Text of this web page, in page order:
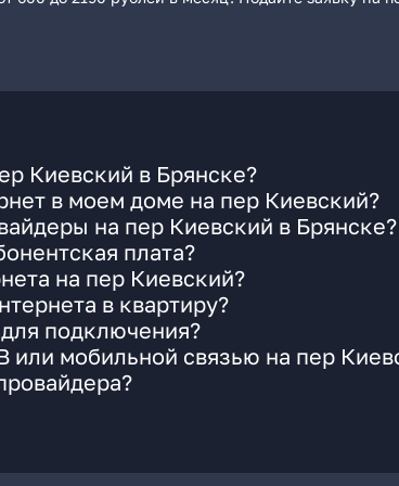
Киевский в Брянске?
в моем доме на пер Киевский?
на пер Киевский в Брянске?
плата?
на пер Киевский?
в квартиру?
подключения?
мобильной связью на пер